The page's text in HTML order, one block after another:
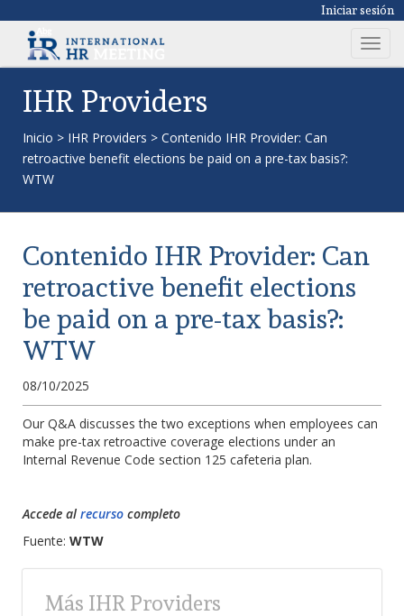
Iniciar sesión
T
o
v
IHR Providers
Inicio > IHR Providers > Contenido IHR Provider: Can
retroactive benefit elections be paid on a pre-tax basis?:
WTW
Contenido IHR Provider: Can
retroactive benefit elections
be paid on a pre-tax basis?:
WTW
08/10/2025
Our Q&A discusses the two exceptions when employees can
make pre-tax retroactive coverage elections under an
Internal Revenue Code section 125 cafeteria plan.
Accede al recurso completo
Fuente: WTW
Más IHR Providers